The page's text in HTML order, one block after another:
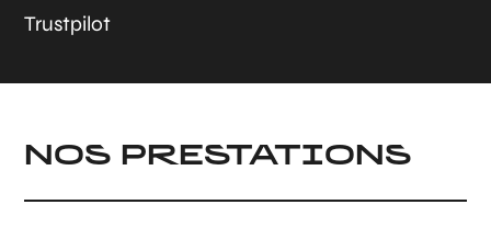
Trustpilot
NOS PRESTATIONS